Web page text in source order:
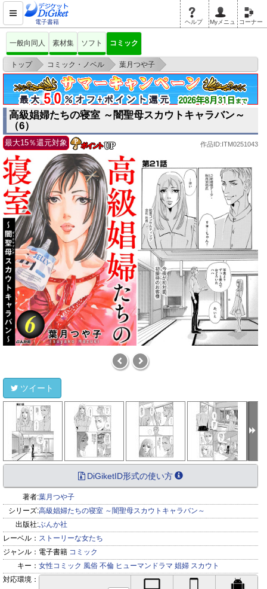
電子書籍 ヘルプ Myメニュ コーナー
一般向同人 素材集 ソフト コミック
トップ > コミック・ノベル > 葉月つや子
>
高級娼婦たちの寝室 ～闇聖母スカウトキャラバン～ （6）
高級娼婦たちの寝室 ～闇聖母スカウトキャラバン～
（6）
最大15％還元対象 作品ID:ITM0251043
ツイート
DiGiketID形式の使い方
著者:葉月つや子
シリーズ:高級娼婦たちの寝室 ～闇聖母スカウトキャラバン～
出版社:ぶんか社
レーベル： ストーリーな女たち
ジャンル： 電子書籍 コミック
キー： 女性コミック 風俗 不倫 ヒューマンドラマ 娼婦 スカウト
対応環境：
iPhone対応